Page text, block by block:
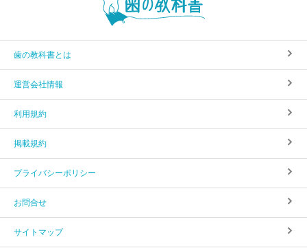
歯の教科書とは
運営会社情報
利用規約
掲載規約
プライバシーポリシー
お問合せ
サイトマップ